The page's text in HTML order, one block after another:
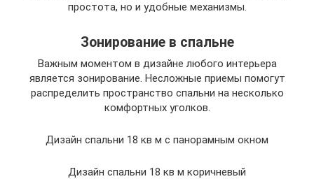
простота, но и удобные механизмы.
Зонирование в спальне
Важным моментом в дизайне любого интерьера
является зонирование. Несложные приемы помогут
распределить пространство спальни на несколько
комфортных уголков.
Дизайн спальни 18 кв м с панорамным окном
Дизайн спальни 18 кв м коричневый